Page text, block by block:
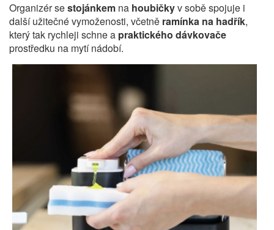
Organizér sestojánkem na houbičkyv sobě spojuje i
další užitečné vymoženosti, včetně ramínka na hadřík,
který tak rychleji schne a praktického dávkovače
prostředku na mytí nádobí.